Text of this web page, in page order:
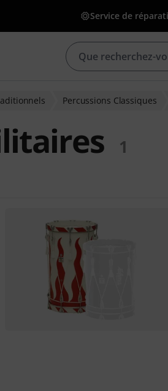
Service de
Percussions Classiques
1